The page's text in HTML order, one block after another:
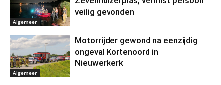
Algemeen
veilig gevonden
Algemeen
Motorrijder gewond na eenzijdig
ongeval Kortenoord in
Nieuwerkerk